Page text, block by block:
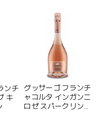
ンチ
キ
グッサーゴ フランチ
ャコルタ インガンニ
ロゼ スパークリング